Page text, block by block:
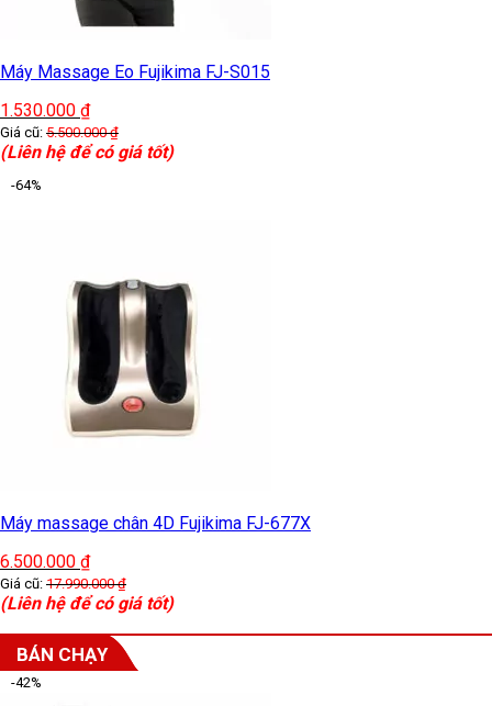
Máy Massage Eo Fujikima FJ-S015
1.530.000 ₫
Giá cũ: 5.500.000₫
(Liên hệ để có giá tốt)
-64%
Máy massage chân 4D Fujikima FJ-677X
6.500.000 ₫
Giá cũ: 17.990.000₫
(Liên hệ để có giá tốt)
BÁN CHẠY
-42%